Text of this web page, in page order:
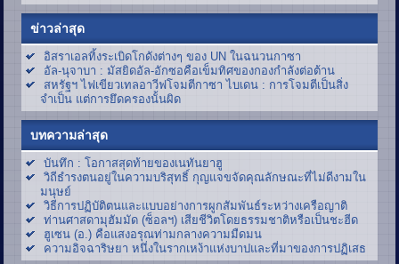
ข่าวล่าสุด
อิสราเอลทิ้งระเบิดโกดังต่างๆ ของ UN ในฉนวนกาซา
อัล-นุจาบา : มัสยิดอัล-อักซอคือเข็มทิศของกองกำลังต่อต้าน
สหรัฐฯ ไฟเขียวเทลอาวีฟโจมตีกาซา ไบเดน : การโจมตีเป็นสิ่ง
จำเป็น แต่การยึดครองนั้นผิด
บทความล่าสุด
บันทึก : โอกาสสุดท้ายของเนทันยาฮู
วิถีธำรงตนอยู่ในความบริสุทธิ์ กุญแจขจัดคุณลักษณะที่ไม่ดีงามใน
มนุษย์
วิธีการปฏิบัติตนและแบบอย่างการผูกสัมพันธ์ระหว่างเครือญาติ
ท่านศาสดามุฮัมมัด (ซ็อลฯ) เสียชีวิตโดยธรรมชาติหรือเป็นชะฮีด
ฮูเซน (อ.) คือแสงอรุณท่ามกลางความมืดมน
ความอิจฉาริษยา หนึ่งในรากเหง้าแห่งบาปและที่มาของการปฏิเสธ